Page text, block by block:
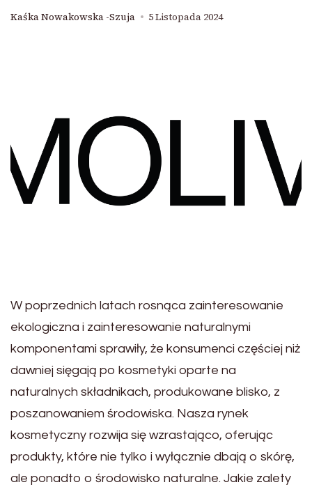
Kaśka Nowakowska -Szuja 5 Listopada 2024
W poprzednich latach rosnąca zainteresowanie
ekologiczna i zainteresowanie naturalnymi
komponentami sprawiły, że konsumenci częściej niż
dawniej sięgają po kosmetyki oparte na
naturalnych składnikach, produkowane blisko, z
poszanowaniem środowiska. Nasza rynek
kosmetyczny rozwija się wzrastająco, oferując
produkty, które nie tylko i wyłącznie dbają o skórę,
ale ponadto o środowisko naturalne. Jakie zalety